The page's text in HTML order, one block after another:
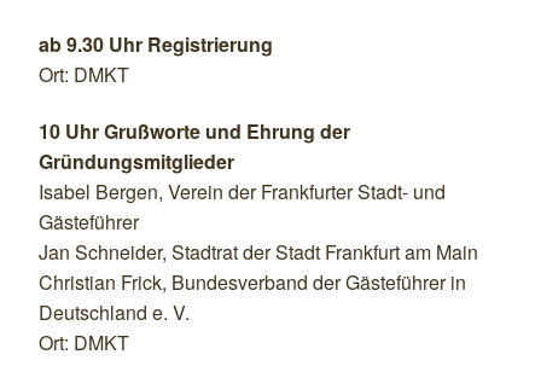
ab 9.30 Uhr Registrierung
Ort: DMKT
10 Uhr Grußworte und Ehrung der
Gründungsmitglieder
Isabel Bergen, Verein der Frankfurter Stadt- und
Gästeführer
Jan Schneider, Stadtrat der Stadt Frankfurt am Main
Christian Frick, Bundesverband der Gästeführer in
Deutschland e. V.
Ort: DMKT